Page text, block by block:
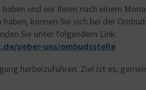
und wir Ihnen nach einem
können Sie sich bei der
Sie unter folgendem Link:
ueber-uns/ombudsstelle
herbeizuführen. Ziel ist es,